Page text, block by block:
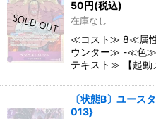
50円(税込)
在庫なし
≪コスト≫ 8≪属
ウンター≫ -≪色
テキスト≫ 【起動
〔状態B〕ユース
013}